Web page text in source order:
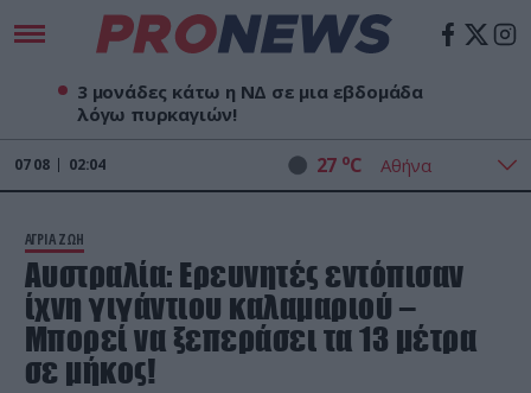
3 μονάδες κάτω η ΝΔ σε μια εβδομάδα
λόγω πυρκαγιών!
07 08 02:04 27 oC
ΑΓΡΙΑ ΖΩΗ
Αυστραλία: Eρευνητές εντόπισαν
ίχνη γιγάντιου καλαμαριού –
Μπορεί να ξεπεράσει τα 13 μέτρα
σε μήκος!